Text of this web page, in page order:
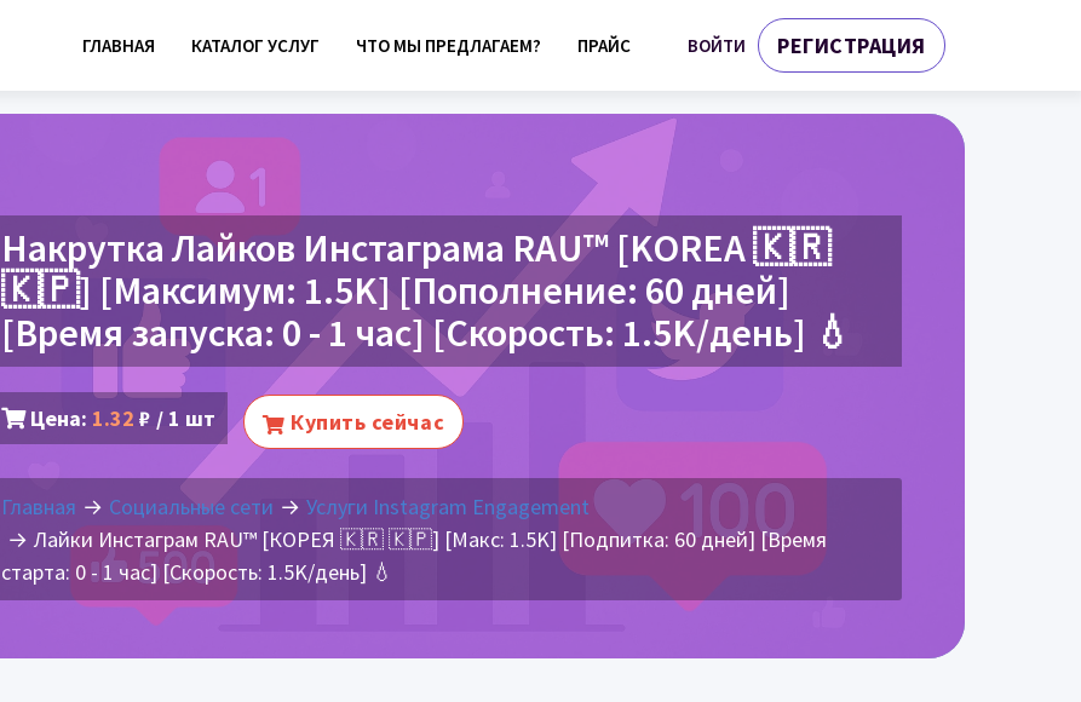
ГЛАВНАЯ КАТАЛОГ УСЛУГ ЧТО МЫ ПРЕДЛАГАЕМ? ПРАЙС ВОЙТИ РЕГИСТРАЦИЯ
Накрутка Лайков Инстаграма RAU™ [KOREA 🇰🇷
🇰🇵] [Максимум: 1.5K] [Пополнение: 60 дней]
[Время запуска: 0 - 1 час] [Скорость: 1.5K/день] 💧
Цена: 1.32 ₽ / 1 шт Купить сейчас
Главная Социальные сети
Услуги Instagram Engagement
Лайки Инстаграм RAU™ [КОРЕЯ 🇰🇷 🇰🇵] [Макс: 1.5K] [Подпитка: 60 дней] [Время
старта: 0 - 1 час] [Скорость: 1.5K/день] 💧